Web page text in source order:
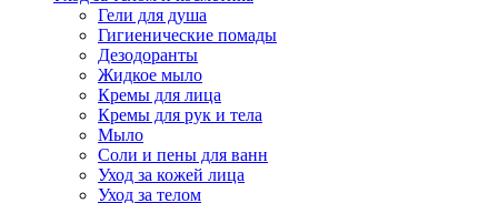
Гели для душа
Гигиенические помады
Дезодоранты
Жидкое мыло
Кремы для лица
Кремы для рук и тела
Мыло
Соли и пены для ванн
Уход за кожей лица
Уход за телом